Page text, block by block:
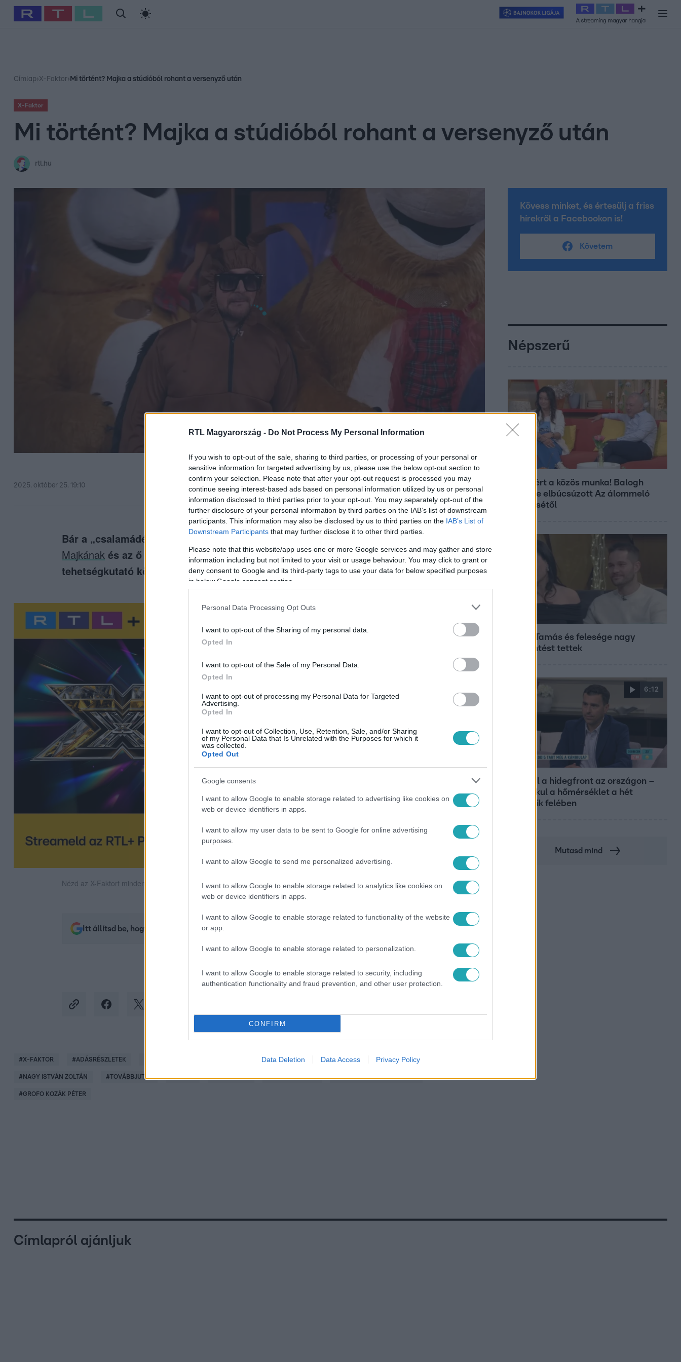
RTL Magyarország - Do Not Process My Personal Information
If you wish to opt-out of the sale, sharing to third parties, or processing of your personal or
sensitive information for targeted advertising by us, please use the below opt-out section to
confirm your selection. Please note that after your opt-out request is processed you may
continue seeing interest-based ads based on personal information utilized by us or personal
information disclosed to third parties prior to your opt-out. You may separately opt-out of the
further disclosure of your personal information by third parties on the IAB’s list of downstream
participants. This information may also be disclosed by us to third parties on the IAB’s List of
Downstream Participants that may further disclose it to other third parties.
Please note that this website/app uses one or more Google services and may gather and store
information including but not limited to your visit or usage behaviour. You may click to grant or
deny consent to Google and its third-party tags to use your data for below specified purposes
in below Google consent section.
Personal Data Processing Opt Outs
I want to opt-out of the Sharing of my personal data.
Opted In
I want to opt-out of the Sale of my Personal Data.
Opted In
I want to opt-out of processing my Personal Data for Targeted
Advertising.
Opted In
I want to opt-out of Collection, Use, Retention, Sale, and/or Sharing
of my Personal Data that Is Unrelated with the Purposes for which it
was collected.
Opted Out
Google consents
I want to allow Google to enable storage related to advertising like cookies on
web or device identifiers in apps.
I want to allow my user data to be sent to Google for online advertising
purposes.
I want to allow Google to send me personalized advertising.
I want to allow Google to enable storage related to analytics like cookies on
web or device identifiers in apps.
I want to allow Google to enable storage related to functionality of the website
or app.
I want to allow Google to enable storage related to personalization.
I want to allow Google to enable storage related to security, including
authentication functionality and fraud prevention, and other user protection.
CONFIRM
Data Deletion Data Access Privacy Policy
Babits Marcella Szellő István Most Wanted Exek csatája 2026 Celeb vagyok, ments ki innen
Címlap›X-Faktor› Mi történt? Majka a stúdióból rohant a versenyző után
X-Faktor
Mi történt? Majka a stúdióból rohant a versenyző után
rtl.hu
2025. október 25. 19:10 Link másolása
Bár a „csalamádé csapat” egyik versenyzője kiesett a 2025-ös X-Faktorból,
Majkának és az ő bogaras öltözékének köszönhetően újabb esélyt kapott a
tehetségkutató következő évadában.
Nézd az X-Faktort minden szombat este az RTL-en vagy online RTL+ Premiumon!
Itt állítsd be, hogy az RTL.hu az elsők között legyen a Google-találatokban!
#X-FAKTOR #ADÁSRÉSZLETEK MAJOROS PÉTER #CSÓTÁNY #JELMEZ
#NAGY ISTVÁN ZOLTÁN #TOVÁBBJUTÁS
#GROFO KOZÁK PÉTER
Kövess minket, és értesülj a friss
hírekről a Facebookon is!
Követem
Népszerű
Véget ért a közös munka! Balogh
Levente elbúcsúzott Az álommeló
győztesétől
Veréb Tamás és felesége nagy
bejelentést tettek
6:12
Átvonul a hidegfront az országon –
így alakul a hőmérséklet a hét
második felében
Mutasd mind
Címlapról ajánljuk